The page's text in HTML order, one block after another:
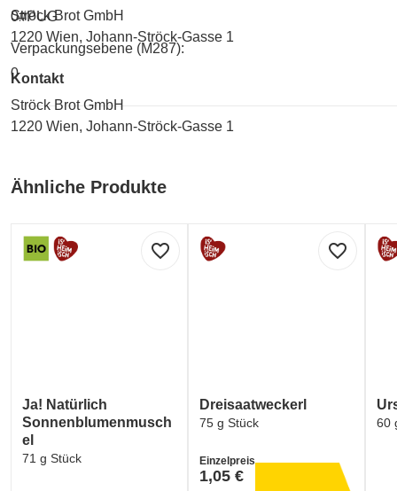
Ströck Brot GmbH
1220 Wien, Johann-Ströck-Gasse 1
Kontakt
Ströck Brot GmbH
1220 Wien, Johann-Ströck-Gasse 1
0#PUG
Verpackungsebene (M287):
0
Ähnliche Produkte
favorite_border
Ja! Natürlich
Sonnenblumenmusch
el
71 g Stück
favorite_border
Dreisaatweckerl
75 g Stück
Einzelpreis
1,05 €
60